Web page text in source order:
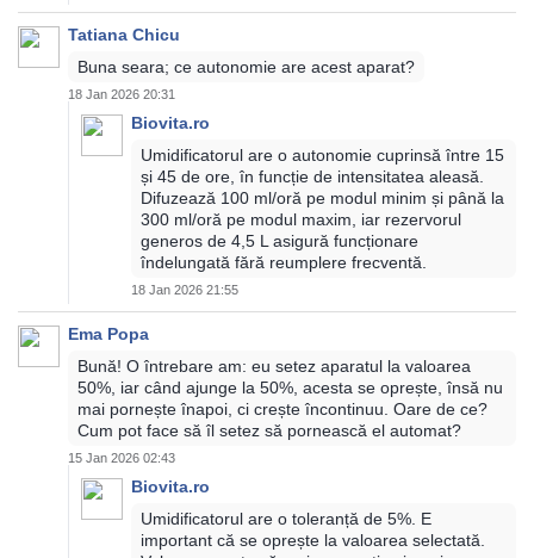
Tatiana Chicu
Buna seara; ce autonomie are acest aparat?
18 Jan 2026 20:31
Biovita.ro
Umidificatorul are o autonomie cuprinsă între 15
și 45 de ore, în funcție de intensitatea aleasă.
Difuzează 100 ml/oră pe modul minim și până la
300 ml/oră pe modul maxim, iar rezervorul
generos de 4,5 L asigură funcționare
îndelungată fără reumplere frecventă.
18 Jan 2026 21:55
Ema Popa
Bună! O întrebare am: eu setez aparatul la valoarea
50%, iar când ajunge la 50%, acesta se oprește, însă nu
mai pornește înapoi, ci crește încontinuu. Oare de ce?
Cum pot face să îl setez să pornească el automat?
15 Jan 2026 02:43
Biovita.ro
Umidificatorul are o toleranță de 5%. E
important că se oprește la valoarea selectată.